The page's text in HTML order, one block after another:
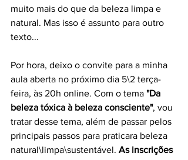
muito mais do que da beleza limpa e
natural. Mas isso é assunto para outro
texto...
Por hora, deixo o convite para a minha
aula aberta no próximo dia 5\2 terça-
feira, às 20h online. Com o tema "Da
beleza tóxica à beleza consciente", vou
tratar desse tema, além de passar pelos
principais passos para praticara beleza
natural\limpa\sustentável. As inscrições